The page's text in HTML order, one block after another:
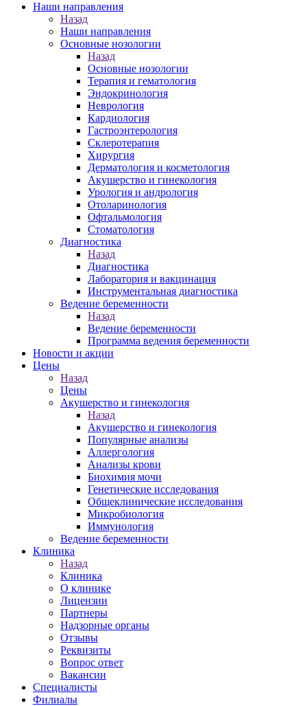
Наши направления
Назад
Наши направления
Основные нозологии
Назад
Основные нозологии
Терапия и гематология
Эндокринология
Неврология
Кардиология
Гастроэнтерология
Склеротерапия
Хирургия
Дерматология и косметология
Акушерство и гинекология
Урология и андрология
Отоларинология
Офтальмология
Стоматология
Диагностика
Назад
Диагностика
Лаборатория и вакцинация
Инструментальная диагностика
Ведение беременности
Назад
Ведение беременности
Программа ведения беременности
Новости и акции
Цены
Назад
Цены
Акушерство и гинекология
Назад
Акушерство и гинекология
Популярные анализы
Аллергология
Анализы крови
Биохимия мочи
Генетические исследования
Общеклинические исследования
Микробиология
Иммунология
Ведение беременности
Клиника
Назад
Клиника
О клинике
Лицензии
Партнеры
Надзорные органы
Отзывы
Реквизиты
Вопрос ответ
Вакансии
Специалисты
Филиалы